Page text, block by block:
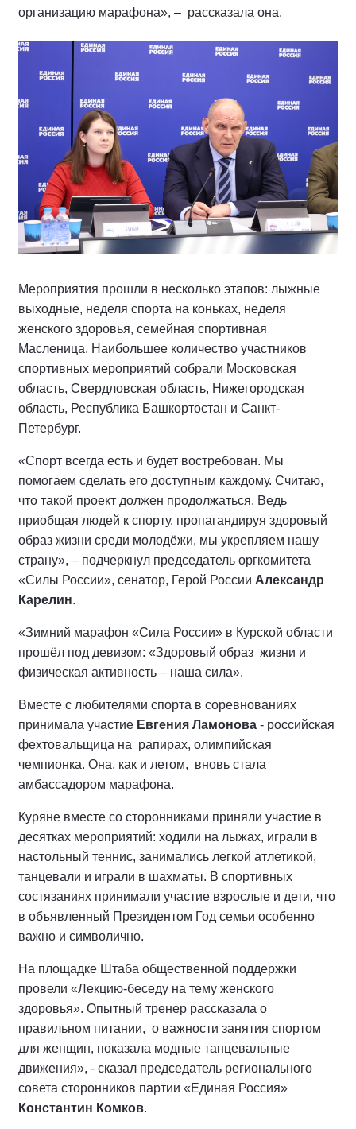
организацию марафона», – рассказала она.
Мероприятия прошли в несколько этапов: лыжные
выходные, неделя спорта на коньках, неделя
женского здоровья, семейная спортивная
Масленица. Наибольшее количество участников
спортивных мероприятий собрали Московская
область, Свердловская область, Нижегородская
область, Республика Башкортостан и Санкт-
Петербург.
«Спорт всегда есть и будет востребован. Мы
помогаем сделать его доступным каждому. Считаю,
что такой проект должен продолжаться. Ведь
приобщая людей к спорту, пропагандируя здоровый
образ жизни среди молодёжи, мы укрепляем нашу
страну», – подчеркнул председатель оргкомитета
«Силы России», сенатор, Герой России Александр
Карелин.
«Зимний марафон «Сила России» в Курской области
прошёл под девизом: «Здоровый образ жизни и
физическая активность – наша сила».
Вместе с любителями спорта в соревнованиях
принимала участие Евгения Ламонова - российская
фехтовальщица на рапирах, олимпийская
чемпионка. Она, как и летом, вновь стала
амбассадором марафона.
Куряне вместе со сторонниками приняли участие в
десятках мероприятий: ходили на лыжах, играли в
настольный теннис, занимались легкой атлетикой,
танцевали и играли в шахматы. В спортивных
состязаниях принимали участие взрослые и дети, что
в объявленный Президентом Год семьи особенно
важно и символично.
На площадке Штаба общественной поддержки
провели «Лекцию-беседу на тему женского
здоровья». Опытный тренер рассказала о
правильном питании, о важности занятия спортом
для женщин, показала модные танцевальные
движения», - сказал председатель регионального
совета сторонников партии «Единая Россия»
Константин Комков.